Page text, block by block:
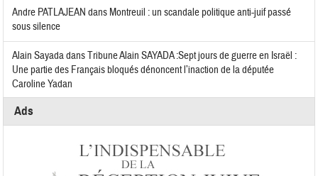
Andre PATLAJEAN dans Montreuil : un scandale politique anti-juif passé
sous silence
Alain SayadadansTribune Alain SAYADA :Sept jours de guerre en Israël :
Une partie des Français bloqués dénoncent l’inaction de la députée
Caroline Yadan
Ads